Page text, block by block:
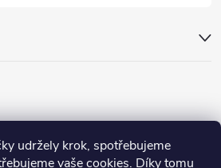
udržely krok, spotřebujeme
vaše cookies. Díky tomu